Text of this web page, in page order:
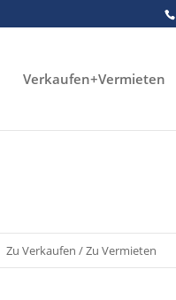
Verkaufen+Vermieten